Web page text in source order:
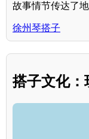
故事情节传达了
徐州琴搭子
搭子文化：